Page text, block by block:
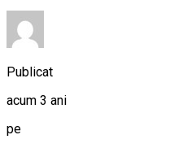
Publicat
acum 3 ani
pe